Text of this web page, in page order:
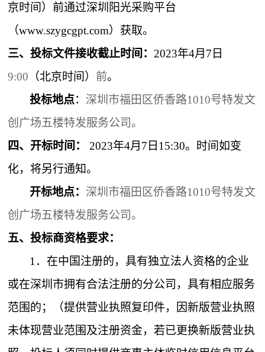
京时间）前通过深圳阳光采购平台
（www.szygcgpt.com）获取。
三、投标文件接收截止时间： 2023年4月7日
9:00 （北京时间） 前。
投标地点： 深圳市福田区侨香路1010号特发文
创广场五楼特发服务公司。
四、 开标时间： 2023年4月7日15:30。 时间如变
化，将另行通知。
开标地点： 深圳市福田区侨香路1010号特发文
创广场五楼特发服务公司。
五、投标商资格要求：
1．在中国注册的，具有独立法人资格的企业
或在深圳市拥有合法注册的分公司，具有相应服务
范围的；（提供营业执照复印件，因新版营业执照
未体现营业范围及注册资金，若已更换新版营业执